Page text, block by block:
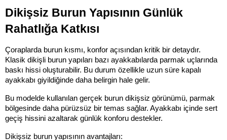
Dikişsiz Burun Yapısının Günlük
Rahatlığa Katkısı
Çoraplarda burun kısmı, konfor açısından kritik bir detaydır.
Klasik dikişli burun yapıları bazı ayakkabılarda parmak uçlarında
baskı hissi oluşturabilir. Bu durum özellikle uzun süre kapalı
ayakkabı giyildiğinde daha belirgin hale gelir.
Bu modelde kullanılan gerçek burun dikişsiz görünümü, parmak
bölgesinde daha pürüzsüz bir temas sağlar. Ayakkabı içinde sert
geçiş hissini azaltarak günlük konforu destekler.
Dikişsiz burun yapısının avantajları: